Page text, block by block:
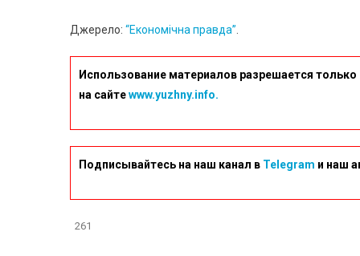
Джерело: “Економічна правда”
Использование материалов разрешается
на сайтеwww.yuzhny.info.
Подписывайтесь на наш канал в Telegram и наш
261